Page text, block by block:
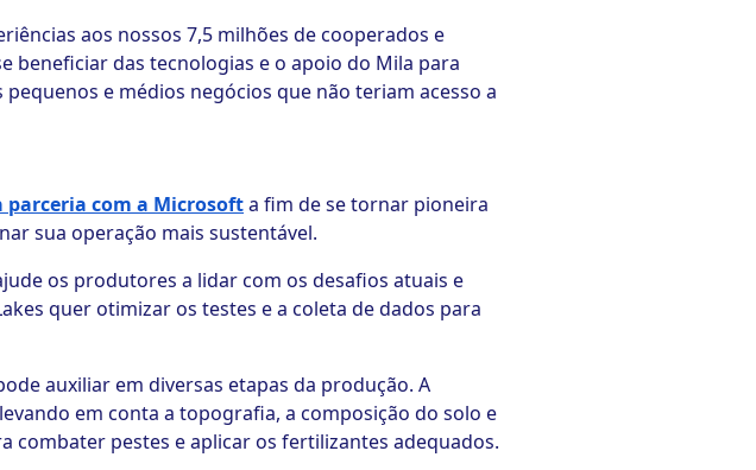
aos nossos 7,5 milhões de cooperados e
beneficiar das tecnologias e o apoio do Mila para
e médios negócios que não teriam acesso a
parceria com a Microsofta fim de se tornar pioneira
sua operação mais sustentável.
os produtores a lidar com os desafios atuais e
quer otimizar os testes e a coleta de dados para
auxiliar em diversas etapas da produção. A
em conta a topografia, a composição do solo e
pestes e aplicar os fertilizantes adequados.